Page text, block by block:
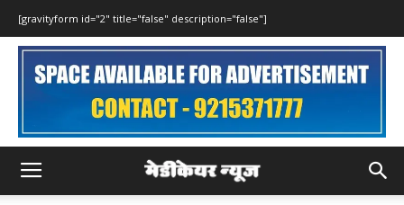
[gravityform id="2" title="false" description="false"]